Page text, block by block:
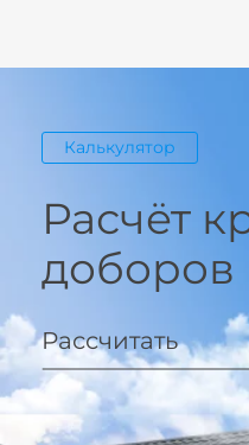
Калькулятор
Расчёт
доборов
Рассчитать